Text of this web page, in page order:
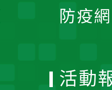
防疫
活動